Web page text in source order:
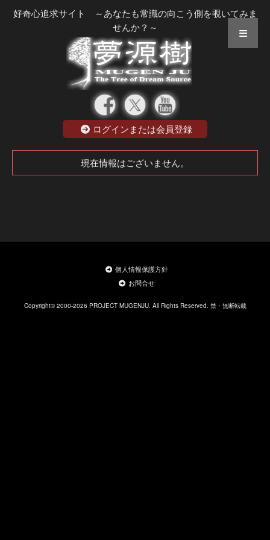
好奇心追求サイト ～あなたも常識の向こう側を覗いてみま
せんか？～
ログインまたは会員登録
現在情報はございません。
個人情報保護方針
お問合せ
Copyright© 2000-2026 PROJECT MUGENJU. All Rights Reserved. 禁・無断転載